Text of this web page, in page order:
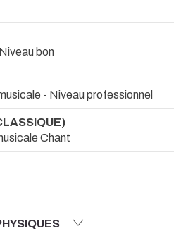
bon
- Niveau professionnel
Chant